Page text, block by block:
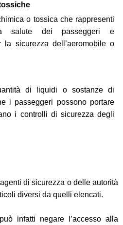
o tossica che rappresenti
salute dei passeggeri e
la sicurezza dell’aeromobile o
di liquidi o sostanze di
i passeggeri possono portare
i controlli di sicurezza degli
di sicurezza o delle autorità
diversi da quelli elencati.
infatti negare l’accesso alla